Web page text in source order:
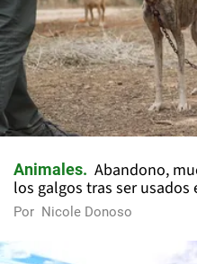
Animales
Abandono,
los galgos tras ser usados
Por Nicole Donoso